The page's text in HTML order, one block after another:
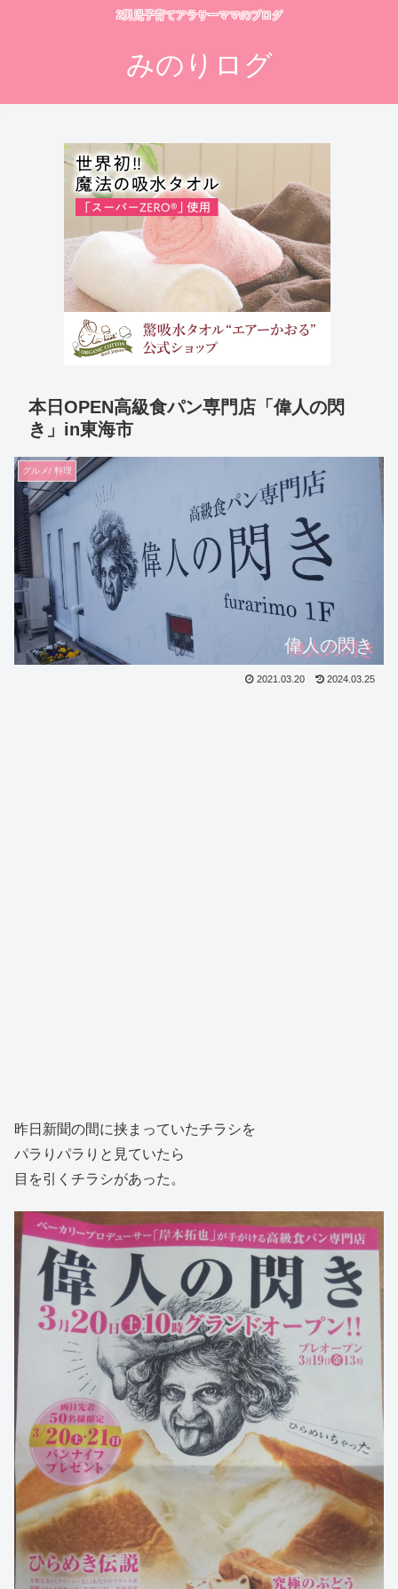
2男児子育てアラサーママのブログ
みのりログ
本日OPEN高級食パン専門店「偉人の閃
き」in東海市
グルメ/ 料理
偉人の閃き
2021.03.20 2024.03.25
昨日新聞の間に挟まっていたチラシを
パラりパラりと見ていたら
目を引くチラシがあった。